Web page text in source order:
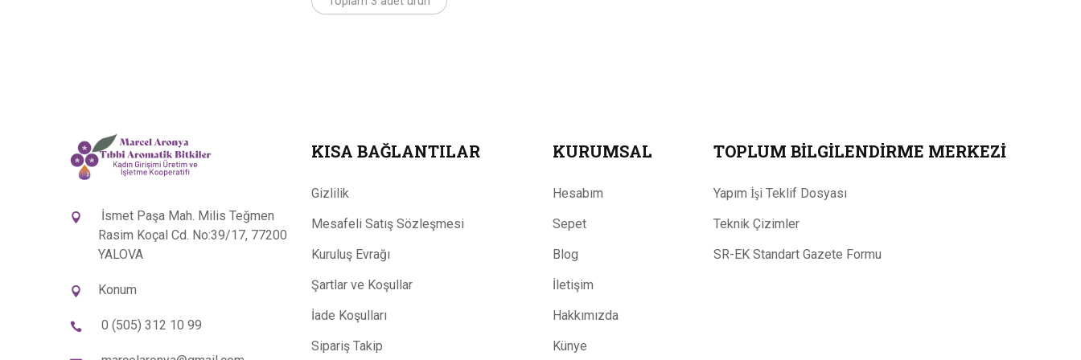
İsmet Paşa Mah. Milis Teğmen
Rasim Koçal Cd. No:39/17, 77200
YALOVA
Konum
0 (505) 312 10 99
KISA BAĞLANTILAR
Gizlilik
Mesafeli Satış Sözleşmesi
Kuruluş Evrağı
Şartlar ve Koşullar
İade Koşulları
Sipariş Takip
KURUMSAL
Hesabım
Sepet
Blog
İletişim
Hakkımızda
Künye
TOPLUM BILGILENDIRME MERKEZI
Yapım İşi Teklif Dosyası
Teknik Çizimler
SR-EK Standart Gazete Formu